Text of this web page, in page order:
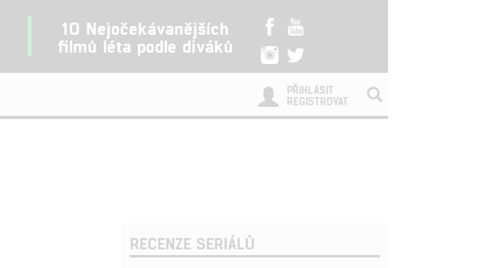
10 Nejočekávanějších
filmů léta podle diváků
PŘIHLÁSIT
REGISTROVAT
RECENZE SERIÁLŮ